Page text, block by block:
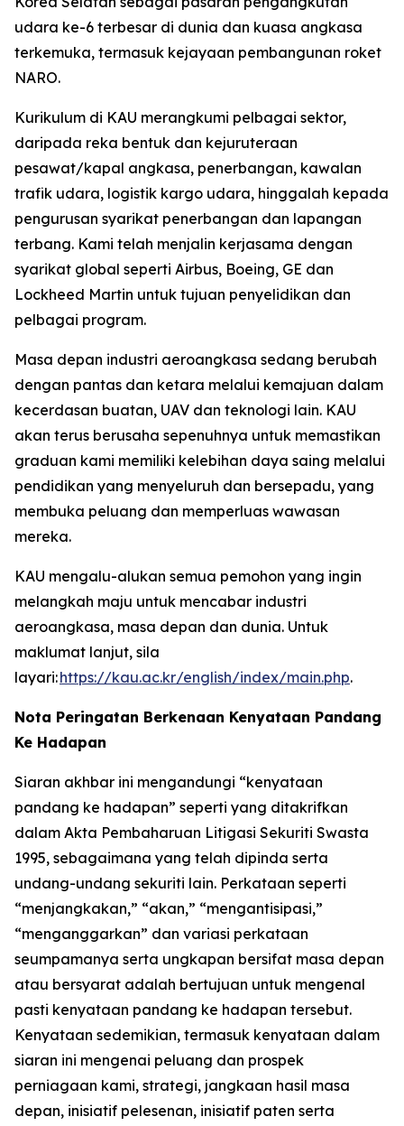
udara ke-6 terbesar di dunia dan kuasa angkasa
terkemuka, termasuk kejayaan pembangunan roket
NARO.
Kurikulum di KAU merangkumi pelbagai sektor,
daripada reka bentuk dan kejuruteraan
pesawat/kapal angkasa, penerbangan, kawalan
trafik udara, logistik kargo udara, hinggalah kepada
pengurusan syarikat penerbangan dan lapangan
terbang. Kami telah menjalin kerjasama dengan
syarikat global seperti Airbus, Boeing, GE dan
Lockheed Martin untuk tujuan penyelidikan dan
pelbagai program.
Masa depan industri aeroangkasa sedang berubah
dengan pantas dan ketara melalui kemajuan dalam
kecerdasan buatan, UAV dan teknologi lain. KAU
akan terus berusaha sepenuhnya untuk memastikan
graduan kami memiliki kelebihan daya saing melalui
pendidikan yang menyeluruh dan bersepadu, yang
membuka peluang dan memperluas wawasan
mereka.
KAU mengalu-alukan semua pemohon yang ingin
melangkah maju untuk mencabar industri
aeroangkasa, masa depan dan dunia. Untuk
maklumat lanjut, sila
layari:https://kau.ac.kr/english/index/main.php.
Nota Peringatan Berkenaan Kenyataan Pandang
Ke Hadapan
Siaran akhbar ini mengandungi “kenyataan
pandang ke hadapan” seperti yang ditakrifkan
dalam Akta Pembaharuan Litigasi Sekuriti Swasta
1995, sebagaimana yang telah dipinda serta
undang-undang sekuriti lain. Perkataan seperti
“menjangkakan,” “akan,” “mengantisipasi,”
“menganggarkan” dan variasi perkataan
seumpamanya serta ungkapan bersifat masa depan
atau bersyarat adalah bertujuan untuk mengenal
pasti kenyataan pandang ke hadapan tersebut.
Kenyataan sedemikian, termasuk kenyataan dalam
siaran ini mengenai peluang dan prospek
perniagaan kami, strategi, jangkaan hasil masa
depan, inisiatif pelesenan, inisiatif paten serta